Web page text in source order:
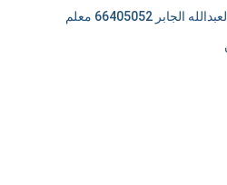
دهان صباغ ضاحية مبارك العبدالله الجابر 66405052 معلم